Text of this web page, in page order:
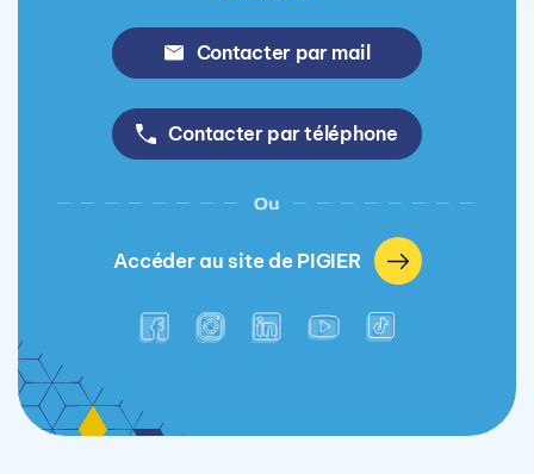
Contacter par mail
Contacter par téléphone
Ou
Accéder au site de PIGIER